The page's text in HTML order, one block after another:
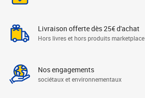
Livraison offerte dès 25€ d'achat
Hors livres et hors produits marketplace
Nos engagements
sociétaux et environnementaux